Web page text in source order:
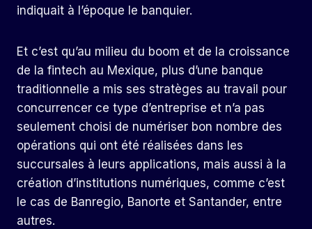
indiquait à l’époque le banquier.
Et c’est qu’au milieu du boom et de la croissance
de la fintech au Mexique, plus d’une banque
traditionnelle a mis ses stratèges au travail pour
concurrencer ce type d’entreprise et n’a pas
seulement choisi de numériser bon nombre des
opérations qui ont été réalisées dans les
succursales à leurs applications, mais aussi à la
création d’institutions numériques, comme c’est
le cas de Banregio, Banorte et Santander, entre
autres.